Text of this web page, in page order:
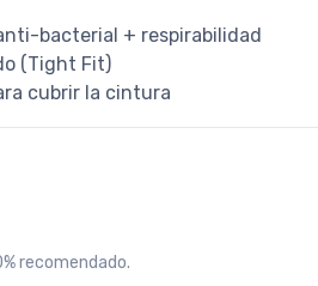
bacterial + respirabilidad
(Tight Fit)
cubrir la cintura
recomendado.